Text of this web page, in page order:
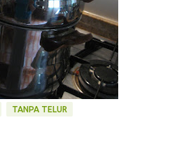
TANPA TELUR